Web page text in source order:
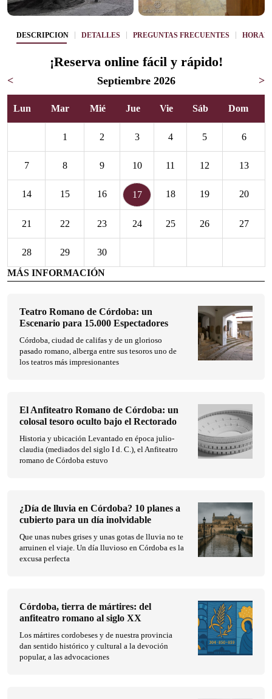
DESCRIPCIÓN DETALLES PREGUNTAS FRECUENTES
¡Reserva online fácil y rápido!
< Septiembre 2026 >
Lun Mar Mié Jue Vie Sáb Dom
1 2 3 4 5 6
7 8 9 10 11 12 13
14 15 16 17 18 19 20
21 22 23 24 25 26 27
28 29
30
MÁS INFORMACIÓN
Teatro Romano de Córdoba: un
Escenario para 15.000 Espectadores
Córdoba, ciudad de califas y de un glorioso
pasado romano, alberga entre sus tesoros uno de
los teatros más impresionantes
El Anfiteatro Romano de Córdoba: un
colosal tesoro oculto bajo el Rectorado
Historia y ubicación Levantado en época julio-
claudia (mediados del siglo I d. C.), el Anfiteatro
romano de Córdoba estuvo
¿Día de lluvia en Córdoba? 10 planes a
cubierto para un día inolvidable
Que unas nubes grises y unas gotas de lluvia no te
arruinen el viaje. Un día lluvioso en Córdoba es la
excusa perfecta
Córdoba, tierra de mártires: del
anfiteatro romano al siglo XX
Los mártires cordobeses y de nuestra provincia
dan sentido histórico y cultural a la devoción
popular, a las advocaciones